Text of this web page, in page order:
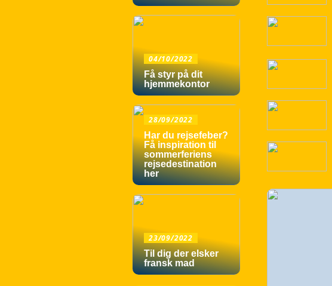
04/10/2022
Få styr på dit
hjemmekontor
28/09/2022
Har du rejsefeber?
Få inspiration til
sommerferiens
rejsedestination
her
23/09/2022
Til dig der elsker
fransk mad